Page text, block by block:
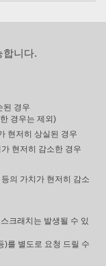
합니다.
된 경우
경우는 제외)
현저히 상실된 경우
현저히 감소한 경우
의 가치가 현저히 감소
크래치는 발생될 수 있
)를 별도로 요청 드릴 수